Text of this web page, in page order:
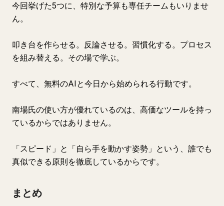
今回挙げた5つに、特別な予算も専任チームもいりませ
ん。
叩き台を作らせる。反論させる。習慣化する。プロセス
を組み替える。その場で学ぶ。
すべて、無料のAIと今日から始められる行動です。
南場氏の使い方が優れているのは、高価なツールを持っ
ているからではありません。
「スピード」と「自ら手を動かす姿勢」という、誰でも
真似できる原則を徹底しているからです。
まとめ